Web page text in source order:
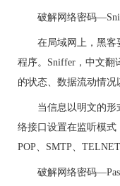
破解网络密码
在局域网上，黑客
程序。Sniffer，中文翻
的状态、数据流动情况
当信息以明文的
络接口设置在监听模
POP、SMTP、
破解网络密码